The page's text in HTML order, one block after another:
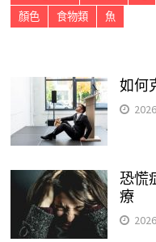
顏色
食物類 魚
如何
恐慌
療